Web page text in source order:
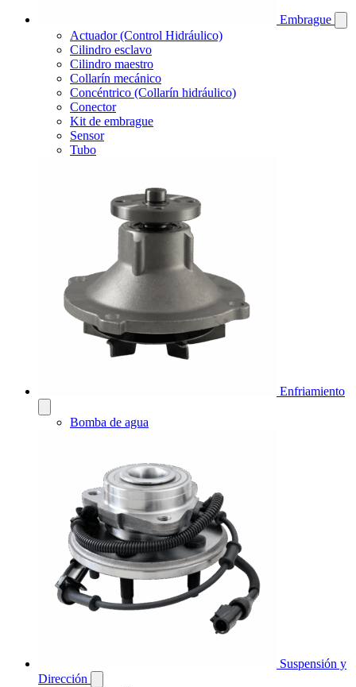
Embrague
Actuador (Control Hidráulico)
Cilindro esclavo
Cilindro maestro
Collarín mecánico
Concéntrico (Collarín hidráulico)
Conector
Kit de embrague
Sensor
Tubo
Enfriamiento
Bomba de agua
Suspensión y
Dirección